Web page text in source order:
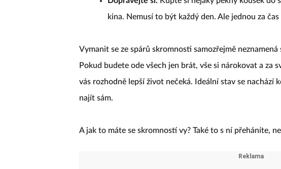
kina. Nemusí to být každý den. Ale jednou za
Vymanit se ze spárů skromnosti samozřejmě
Pokud budete ode všech jen brát, vše si nárokovat a za
vás rozhodně lepší život nečeká. Ideální stav se nachází
najít sám.
A jak to máte se skromností vy? Také to s ní přeháníte,